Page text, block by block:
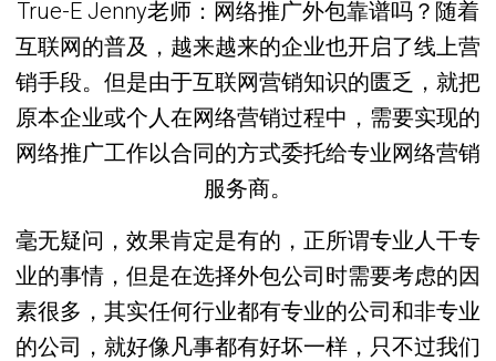
True-E Jenny老师：网络推广外包靠谱吗？随着
互联网的普及，越来越来的企业也开启了线上营
销手段。但是由于互联网营销知识的匮乏，就把
原本企业或个人在网络营销过程中，需要实现的
网络推广工作以合同的方式委托给专业网络营销
服务商。
毫无疑问，效果肯定是有的，正所谓专业人干专
业的事情，但是在选择外包公司时需要考虑的因
素很多，其实任何行业都有专业的公司和非专业
的公司，就好像凡事都有好坏一样，只不过我们